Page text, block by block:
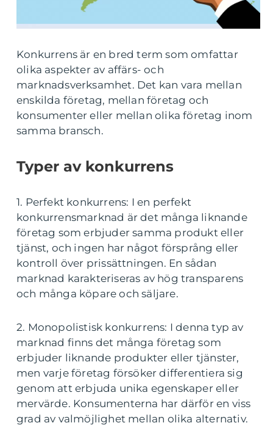
Konkurrens är en bred term som omfattar
olika aspekter av affärs- och
marknadsverksamhet. Det kan vara mellan
enskilda företag, mellan företag och
konsumenter eller mellan olika företag inom
samma bransch.
Typer av konkurrens
1. Perfekt konkurrens: I en perfekt
konkurrensmarknad är det många liknande
företag som erbjuder samma produkt eller
tjänst, och ingen har något försprång eller
kontroll över prissättningen. En sådan
marknad karakteriseras av hög transparens
och många köpare och säljare.
2. Monopolistisk konkurrens: I denna typ av
marknad finns det många företag som
erbjuder liknande produkter eller tjänster,
men varje företag försöker differentiera sig
genom att erbjuda unika egenskaper eller
mervärde. Konsumenterna har därför en viss
grad av valmöjlighet mellan olika alternativ.